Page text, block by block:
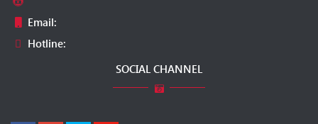
Email:
Hotline:
SOCIAL CHANNEL